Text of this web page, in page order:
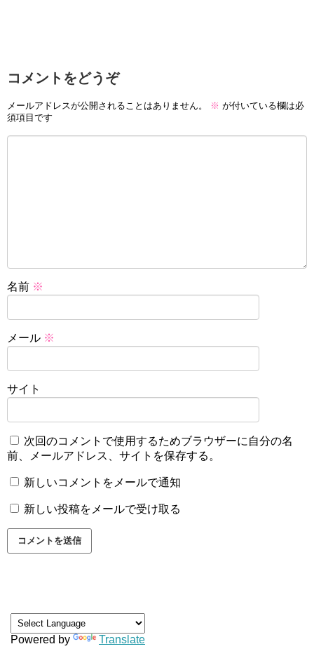
コメントをどうぞ
メールアドレスが公開されることはありません。 ※ が付いている欄は必
須項目です
名前 ※
メール ※
サイト
次回のコメントで使用するためブラウザーに自分の名
前、メールアドレス、サイトを保存する。
新しいコメントをメールで通知
新しい投稿をメールで受け取る
Powered by Translate